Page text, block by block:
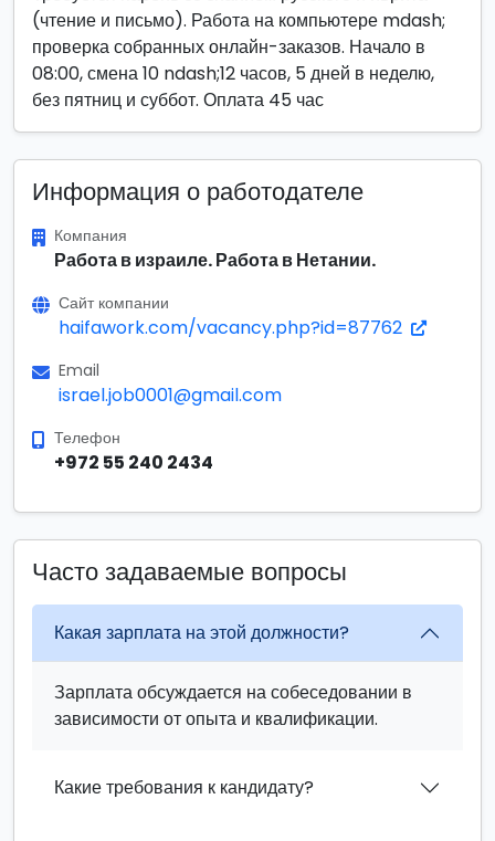
(чтение и письмо). Работа на компьютере mdash;
проверка собранных онлайн-заказов. Начало в
08:00, смена 10 ndash;12 часов, 5 дней в неделю,
без пятниц и суббот. Оплата 45 час
Информация о работодателе
Компания
Работа в израиле. Работа в Нетании.
Сайт компании
haifawork.com/vacancy.php?id=87762
Email
israel.job0001@gmail.com
Телефон
+972 55 240 2434
Часто задаваемые вопросы
Какая зарплата на этой должности?
Зарплата обсуждается на собеседовании в
зависимости от опыта и квалификации.
Какие требования к кандидату?